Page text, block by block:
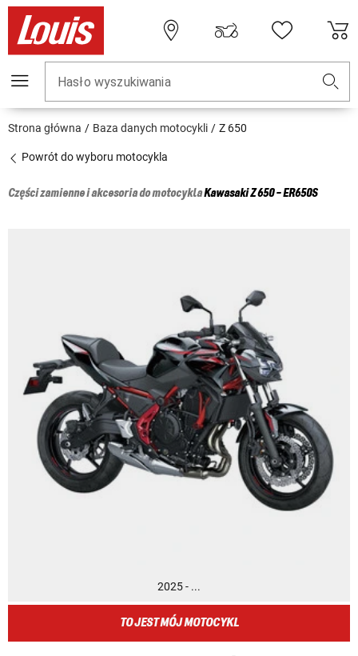
Hasło wyszukiwania
Strona główna Baza danych motocykli Z 650
Powrót do wyboru motocykla
Części zamienne i akcesoria do motocyklaKawasakiZ 650 - ER650S
2025 - ...
TO JEST MÓJ MOTOCYKL